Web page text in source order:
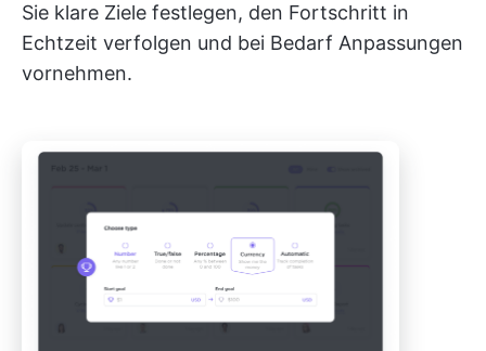
Sie klare Ziele festlegen, den Fortschritt in
Echtzeit verfolgen und bei Bedarf Anpassungen
vornehmen.